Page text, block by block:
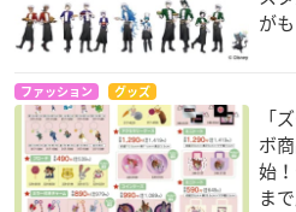
が
ファッション グッズ
「
ボ
始
ま